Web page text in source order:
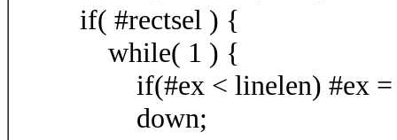
if( #rectsel ) {
while( 1 ) {
if(#ex < linelen) #ex =
down;